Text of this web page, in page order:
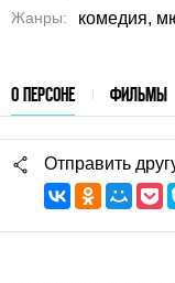
Жанры комедия,
О ПЕРСОНЕ ФИЛЬМЫ
Отправить